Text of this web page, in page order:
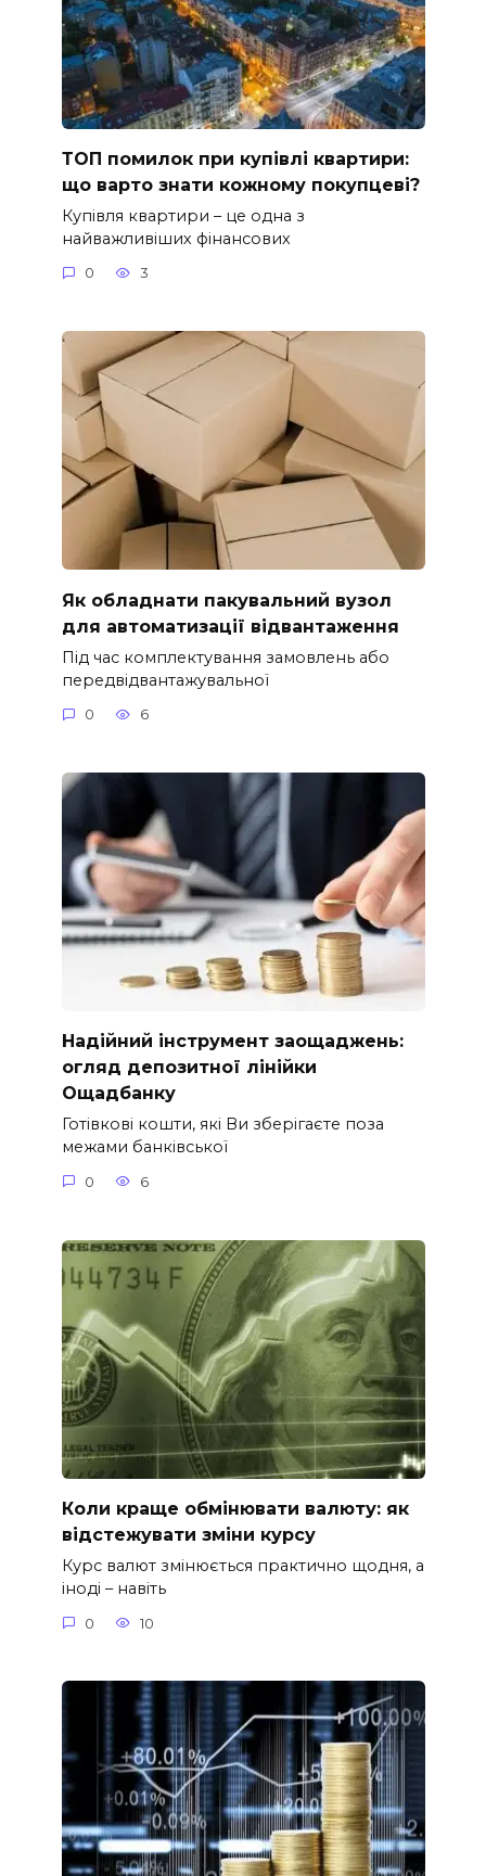
ТОП помилок при купівлі квартири:
що варто знати кожному покупцеві?
Купівля квартири – це одна з
найважливіших фінансових
0 3
Як обладнати пакувальний вузол
для автоматизації відвантаження
Під час комплектування замовлень або
передвідвантажувальної
0 6
Надійний інструмент заощаджень:
огляд депозитної лінійки
Ощадбанку
Готівкові кошти, які Ви зберігаєте поза
межами банківської
0 6
Коли краще обмінювати валюту: як
відстежувати зміни курсу
Курс валют змінюється практично щодня, а
іноді – навіть
0 10